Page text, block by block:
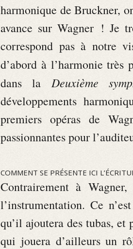
harmonique de Bruckner,
avance sur Wagner ! Je
correspond pas à notre
d’abord à l’harmonie très
dans laDeuxième
développements
premiers opéras de
passionnantes pour
COMMENT SE PRÉSENTE ICI
Contrairement à
l’instrumentation. Ce
qu’il ajoutera des tubas, et
qui jouera d’ailleurs un